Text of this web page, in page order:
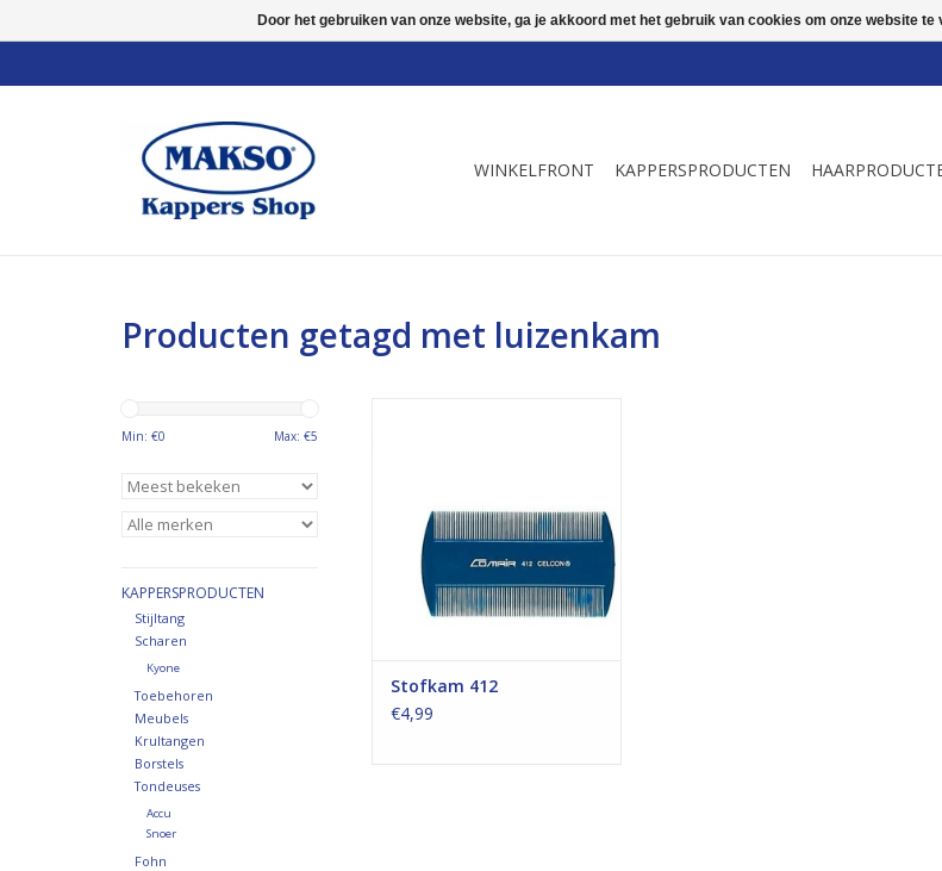
WINKELFRONT KAPPERSPRODUCTEN
Producten getagd met luizenkam
Min: €0 Max: €5
KAPPERSPRODUCTEN
Stijltang
Scharen
Kyone
Toebehoren
Meubels
Krultangen
Borstels
Tondeuses
Accu
Snoer
Fohn
Stofkam 412
€4,99
Door het gebruiken van onze website, ga je akkoord met het gebruik van cookies om onze website te